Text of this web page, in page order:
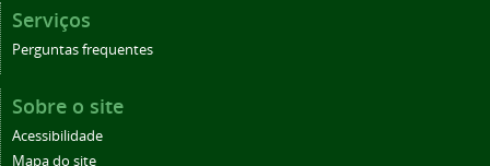
Serviços
Perguntas frequentes
Sobre o site
Acessibilidade
Mapa do site